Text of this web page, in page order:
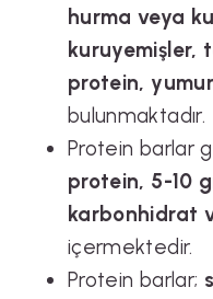
hurma veya
kuruyemişler,
protein,
bulunmaktadır.
Protein barlar
protein, 5-10
karbonhidrat
içermektedir.
Protein barlar;